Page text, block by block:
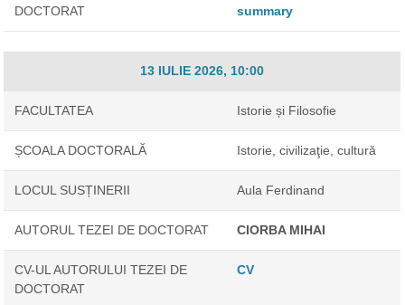
DOCTORAT
summary
13 IULIE 2026, 10:00
FACULTATEA Istorie și Filosofie
ȘCOALA DOCTORALĂ Istorie, civilizaţie, cultură
LOCUL SUSȚINERII Aula Ferdinand
AUTORUL TEZEI DE DOCTORAT CIORBA MIHAI
CV-UL AUTORULUI TEZEI DE
DOCTORAT
CV